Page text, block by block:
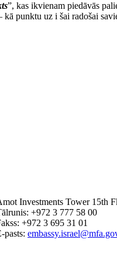
”, kas ikvienam piedāvās
punktu uz i šai radošai
Investments Tower 15th
+972 3 777 58 00
+972 3 695 31 01
pasts: